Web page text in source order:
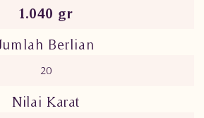
1.040 gr
Berlian
20
Nilai Karat